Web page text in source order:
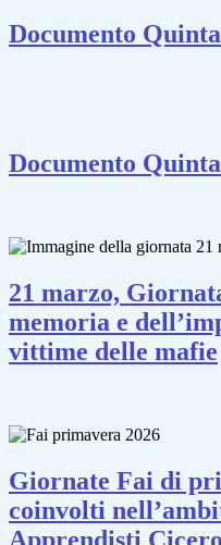
Documento
Documento
21 marzo,
memoria e
vittime delle mafie
Giornate Fai di
coinvolti
Apprendisti